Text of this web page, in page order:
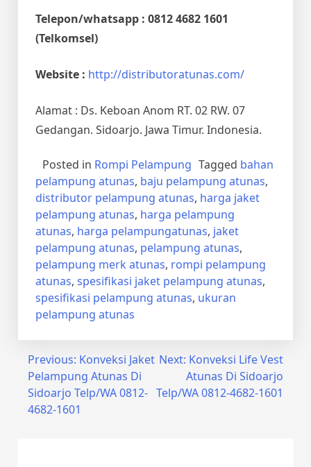
Telepon/whatsapp : 0812 4682 1601
(Telkomsel)
Website : http://distributoratunas.com/
Alamat : Ds. Keboan Anom RT. 02 RW. 07
Gedangan. Sidoarjo. Jawa Timur. Indonesia.
Posted in Rompi Pelampung Tagged bahan
pelampung atunas, baju pelampung atunas,
distributor pelampung atunas, harga jaket
pelampung atunas, harga pelampung
atunas, harga pelampungatunas, jaket
pelampung atunas, pelampung atunas,
pelampung merk atunas, rompi pelampung
atunas, spesifikasi jaket pelampung atunas,
spesifikasi pelampung atunas, ukuran
pelampung atunas
Post
navigation
Previous: Konveksi Jaket
Pelampung Atunas Di
Sidoarjo Telp/WA 0812-
4682-1601
Next: Konveksi Life Vest
Atunas Di Sidoarjo
Telp/WA 0812-4682-1601